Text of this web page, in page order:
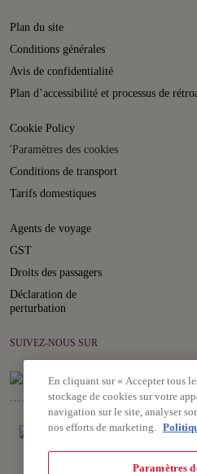
Plan du site
Conditions générales
Avis de confidentialité
Plan d’accessibilité et processus de
Cookie Policy
'Paramètres des cookies
Conditions de transport
Tarifs domestiques
Agents de voyage
GST
Droits des passagers
Déclaration de
perturbation
SUIVEZ-NOUS SUR
En cliquant sur « Accepter tous
stockage de cookies sur votre
navigation sur le site, analyser
nos efforts de marketing.
Paramètres